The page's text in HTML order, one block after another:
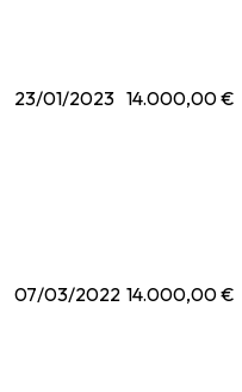
23/01/2023 14.000,00 €
07/03/2022 14.000,00 €